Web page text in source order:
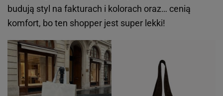
budują styl na fakturach i kolorach oraz… cenią
komfort, bo ten shopper jest super lekki!